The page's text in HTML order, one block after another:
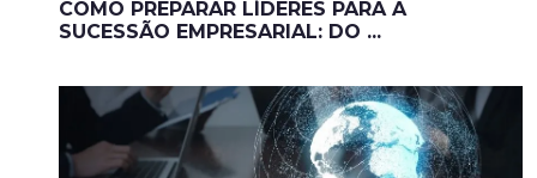
COMO PREPARAR LÍDERES PARA A
SUCESSÃO EMPRESARIAL: DO ...